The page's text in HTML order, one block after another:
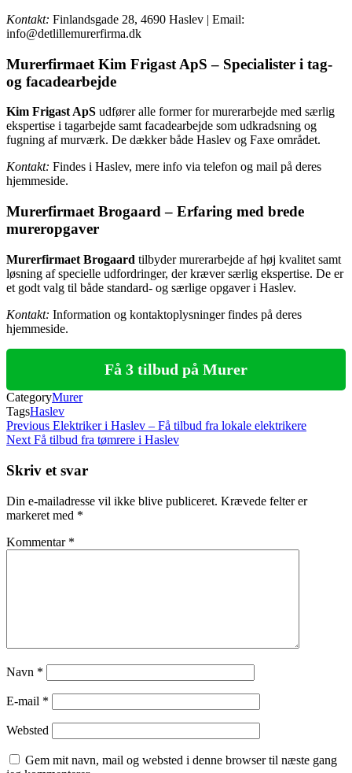
Kontakt: Finlandsgade 28, 4690 Haslev | Email:
info@detlillemurerfirma.dk
Murerfirmaet Kim Frigast ApS – Specialister i tag-
og facadearbejde
Kim Frigast ApS udfører alle former for murerarbejde med særlig
ekspertise i tagarbejde samt facadearbejde som udkradsning og
fugning af murværk. De dækker både Haslev og Faxe området.
Kontakt: Findes i Haslev, mere info via telefon og mail på deres
hjemmeside.
Murerfirmaet Brogaard – Erfaring med brede
mureropgaver
Murerfirmaet Brogaard tilbyder murerarbejde af høj kvalitet samt
løsning af specielle udfordringer, der kræver særlig ekspertise. De er
et godt valg til både standard- og særlige opgaver i Haslev.
Kontakt: Information og kontaktoplysninger findes på deres
hjemmeside.
Få 3 tilbud på Murer
CategoryMurer
TagsHaslev
Indlægsnavigation
Previous
Post
Previous Elektriker i Haslev – Få tilbud fra lokale elektrikere
Next
Next Få tilbud fra tømrere i Haslev
Skriv et svar
Din e-mailadresse vil ikke blive publiceret. Krævede felter er
markeret med *
Kommentar *
Navn *
E-mail *
Websted
Gem mit navn, mail og websted i denne browser til næste gang